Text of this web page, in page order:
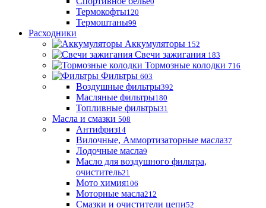
Термокофты120
Термоштаны99
Расходники
Аккумуляторы 152
Свечи зажигания 183
Тормозные колодки 716
Фильтры 603
Воздушные фильтры392
Масляные фильтры180
Топливные фильтры31
Масла и смазки 508
Антифриз14
Вилочные, Аммортизаторные масла37
Лодочные масла9
Масло для воздушного фильтра,
очиститель21
Мото химия106
Моторные масла212
Смазки и очистители цепи52